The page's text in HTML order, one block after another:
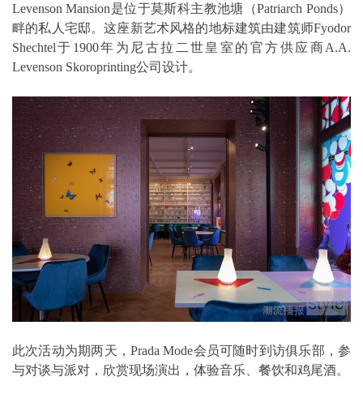
Levenson Mansion是位于莫斯科主教池塘（Patriarch Ponds）
畔的私人宅邸。这座新艺术风格的地标建筑由建筑师Fyodor
Shechtel于1900年为尼古拉二世皇室的官方供应商A.A.
Levenson Skoroprinting公司设计。
此次活动为期两天，Prada Mode会员可随时到访俱乐部，参
与对谈与派对，欣赏现场演出，体验音乐、餐饮和鸡尾酒。